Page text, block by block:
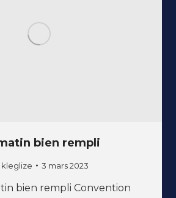
bien rempli
kleglize 3 mars 2023
bien rempli Convention